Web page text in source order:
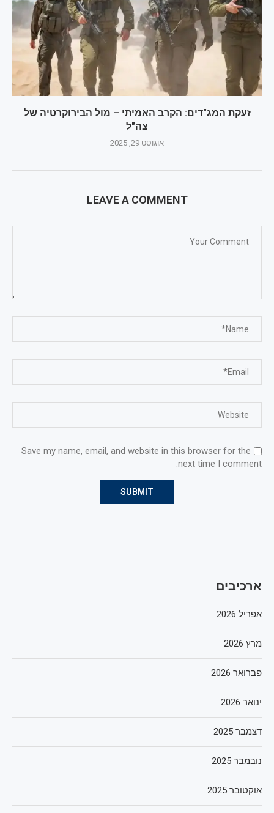
זעקת המג"דים: הקרב האמיתי – מול הבירוקרטיה של
צה"ל
אוגוסט 29, 2025
LEAVE A COMMENT
Save my name, email, and website in this browser for the
next time I comment.
ארכיבים
אפריל 2026
מרץ 2026
פברואר 2026
ינואר 2026
דצמבר 2025
נובמבר 2025
אוקטובר 2025